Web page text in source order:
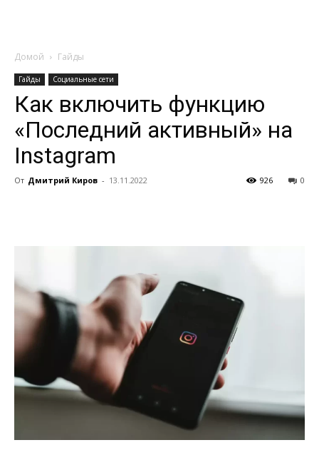
Домой Гайды
Гайды Социальные сети
Как включить функцию
«Последний активный» на
Instagram
От Дмитрий Киров - 13.11.2022 0
926